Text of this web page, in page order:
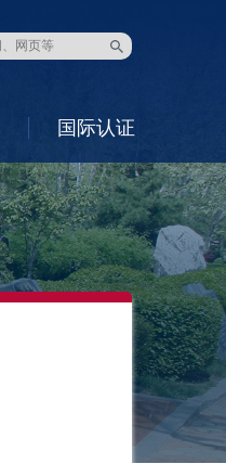
国际认证